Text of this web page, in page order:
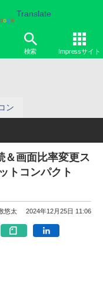
Translate
検索 Impressサイト
ン
＆画面比率変更ス
トコンパクト
悠太 2024年12月25日 11:06